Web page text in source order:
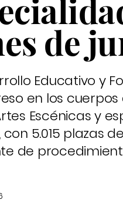
de
Educativo y
en los
Escénicas y
5.015 plazas
de